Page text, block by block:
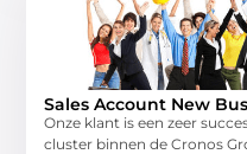
Sales Account New
Onze klant is een zeer
cluster binnen de Cronos